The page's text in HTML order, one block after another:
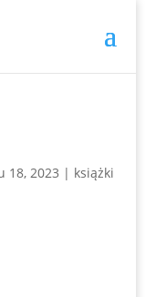
18, 2023 | książki